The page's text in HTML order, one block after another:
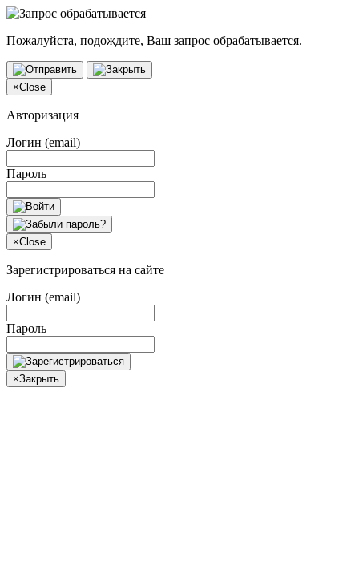
Пожалуйста, подождите, Ваш запрос обрабатывается.
×Close
Авторизация
Логин (email)
Пароль
×Close
Зарегистрироваться на сайте
Логин (email)
Пароль
×Закрыть